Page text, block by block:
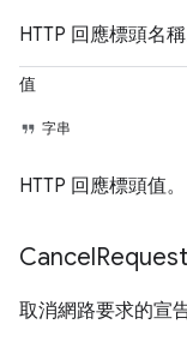
HTTP 回應標頭名稱
值
字串
HTTP 回應標頭值。
CancelRequest
取消網路要求的宣